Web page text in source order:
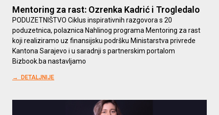
Mentoring za rast: Ozrenka Kadrić i Trogledalo
PODUZETNIŠTVO Ciklus inspirativnih razgovora s 20
poduzetnica, polaznica Nahlinog programa Mentoring za rast
koji realiziramo uz finansijsku podršku Ministarstva privrede
Kantona Sarajevo i u saradnji s partnerskim portalom
Bizbook.ba nastavljamo
→ DETALJNIJE